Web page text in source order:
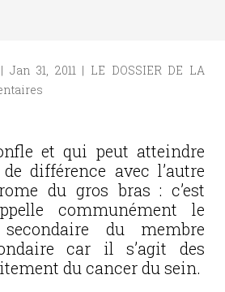
| Jan 31, 2011| LE DOSSIER DE LA
et qui peut atteindre
différence avec l’autre
du gros bras : c’est
communément le
secondaire du membre
car il s’agit des
du cancer du sein.